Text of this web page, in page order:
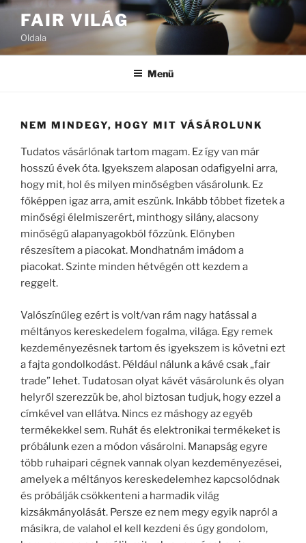
Tartalomhoz
FAIR VILÁG
Oldala
Menü
NEM MINDEGY, HOGY MIT VÁSÁROLUNK
Tudatos vásárlónak tartom magam. Ez így van már
hosszú évek óta. Igyekszem alaposan odafigyelni arra,
hogy mit, hol és milyen minőségben vásárolunk. Ez
főképpen igaz arra, amit eszünk. Inkább többet fizetek a
minőségi élelmiszerért, minthogy silány, alacsony
minőségű alapanyagokból főzzünk. Előnyben
részesítem a piacokat. Mondhatnám imádom a
piacokat. Szinte minden hétvégén ott kezdem a
reggelt.
Valószínűleg ezért is volt/van rám nagy hatással a
méltányos kereskedelem fogalma, világa. Egy remek
kezdeményezésnek tartom és igyekszem is követni ezt
a fajta gondolkodást. Például nálunk a kávé csak „fair
trade” lehet. Tudatosan olyat kávét vásárolunk és olyan
helyről szerezzük be, ahol biztosan tudjuk, hogy ezzel a
címkével van ellátva. Nincs ez máshogy az egyéb
termékekkel sem. Ruhát és elektronikai termékeket is
próbálunk ezen a módon vásárolni. Manapság egyre
több ruhaipari cégnek vannak olyan kezdeményezései,
amelyek a méltányos kereskedelemhez kapcsolódnak
és próbálják csökkenteni a harmadik világ
kizsákmányolását. Persze ez nem megy egyik napról a
másikra, de valahol el kell kezdeni és úgy gondolom,